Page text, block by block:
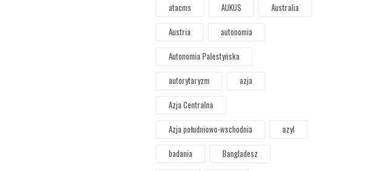
atacms
AUKUS
Australia
Austria
autonomia
Autonomia Palestyńska
autorytaryzm
azja
Azja Centralna
Azja południowo-wschodnia
azyl
badania
Bangladesz